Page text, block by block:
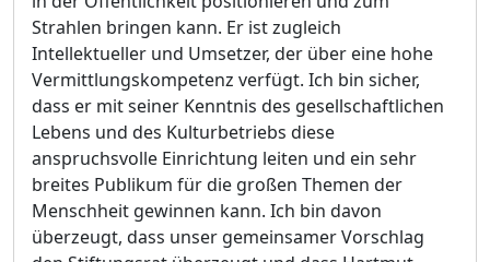
Strahlen bringen kann. Er ist zugleich
Intellektueller und Umsetzer, der über eine hohe
Vermittlungskompetenz verfügt. Ich bin sicher,
dass er mit seiner Kenntnis des gesellschaftlichen
Lebens und des Kulturbetriebs diese
anspruchsvolle Einrichtung leiten und ein sehr
breites Publikum für die großen Themen der
Menschheit gewinnen kann. Ich bin davon
überzeugt, dass unser gemeinsamer Vorschlag